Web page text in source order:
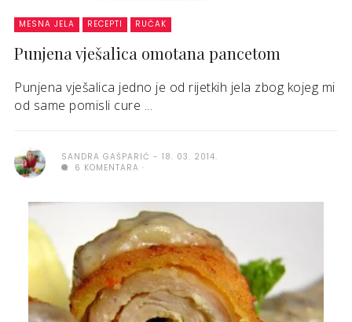
MESNA JELA RECEPTI RUČAK
Punjena vješalica omotana pancetom
Punjena vješalica jedno je od rijetkih jela zbog kojeg mi
od same pomisli cure ...
SANDRA GAŠPARIĆ
18. 03. 2014.
6 KOMENTARA